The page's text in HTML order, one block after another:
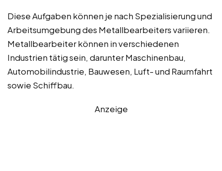
Diese Aufgaben können je nach Spezialisierung und
Arbeitsumgebung des Metallbearbeiters variieren.
Metallbearbeiter können in verschiedenen
Industrien tätig sein, darunter Maschinenbau,
Automobilindustrie, Bauwesen, Luft- und Raumfahrt
sowie Schiffbau.
Anzeige